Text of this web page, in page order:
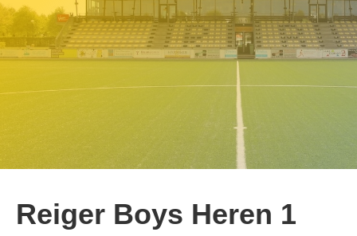
Reiger Boys Heren 1